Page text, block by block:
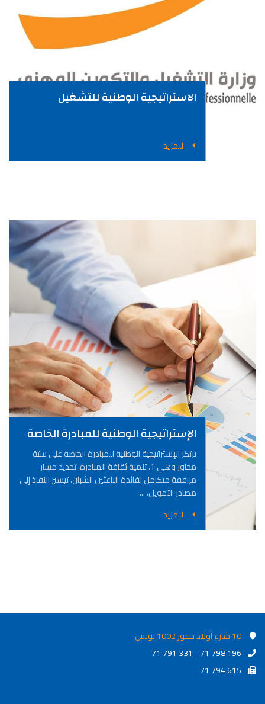
الاستراتيجية الوطنية للتشغيل
للمزيد
الإستراتيجية الوطنية للمبادرة الخاصة
ترتكز الإستراتيجية الوطنية للمبادرة الخاصة على ستة
محاور وهي 1. تنمية ثقافة المبادرة، تحديد مسار
مرافقة متكامل لفائدة الباعثين الشبان، تيسير النفاذ إلى
مصادر التمويل، ...
للمزيد
10 شارع أولاد حفوز 1002 تونس
71 791 331 - 71 798 196
71 794 615